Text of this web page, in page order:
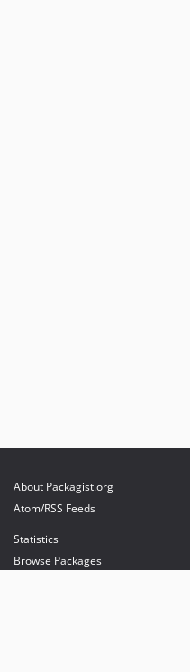
About Packagist.org
Atom/RSS Feeds
Statistics
Browse Packages